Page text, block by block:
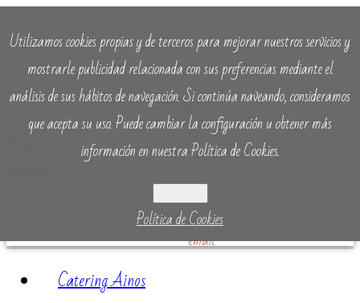
Utilizamos cookies propias y de terceros para mejorar nuestros servicios y
mostrarle publicidad relacionada con sus preferencias mediante el
análisis de sus hábitos de navegación. Si continúa naveando, consideramos
que acepta su uso. Puede cambiar la configuración u obtener más
información en nuestra Política de Cookies.
Política de Cookies
Dpto. Catering 679 685 923
Dpto. Alquiler 685 454 800
info@cateringainos.com
Catering Ainos